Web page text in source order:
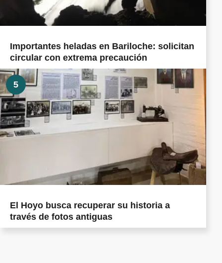
Importantes heladas en Bariloche: solicitan
circular con extrema precaución
5
El Hoyo busca recuperar su historia a
través de fotos antiguas